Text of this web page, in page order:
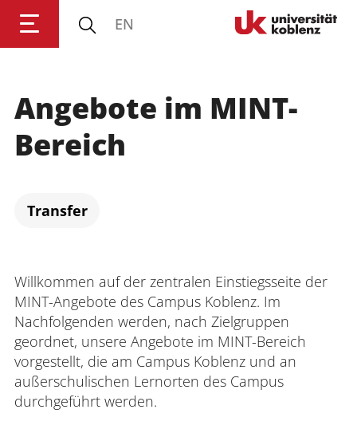
Forschung
Transfer
Universität
Verwaltung
EN
Angebote im MINT-
Bereich
Transfer
Willkommen auf der zentralen Einstiegsseite der
MINT-Angebote des Campus Koblenz. Im
Nachfolgenden werden, nach Zielgruppen
geordnet, unsere Angebote im MINT-Bereich
vorgestellt, die am Campus Koblenz und an
außerschulischen Lernorten des Campus
durchgeführt werden.